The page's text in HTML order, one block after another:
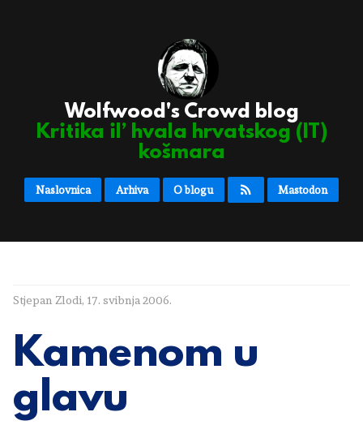
Wolfwood's Crowd blog
Kritika il’ hvala hrvatskog (IT)
košmara
Naslovnica Arhiva O blogu Mastodon
Stjepan Zlodi, 17. svibnja 2006.
Kamenom u
glavu